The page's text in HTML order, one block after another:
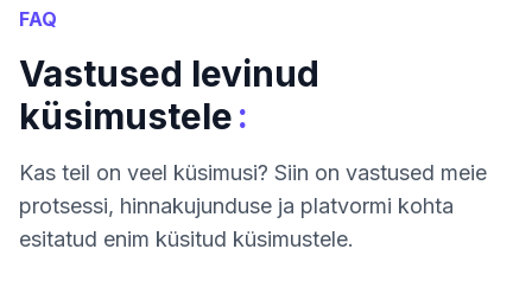
FAQ
Vastused levinud
küsimustele:
Kas teil on veel küsimusi? Siin on vastused meie
protsessi, hinnakujunduse ja platvormi kohta
esitatud enim küsitud küsimustele.